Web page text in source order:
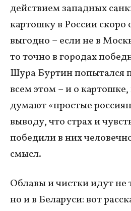
действием западных
картошку в России скоро
выгодно – если не в
то точно в городах
Шура Буртин попытался
всем этом – и о
думают «простые
выводу, что страх и
победили в них
смысл.
Облавы и чистки идут не
но и в Беларуси: вот